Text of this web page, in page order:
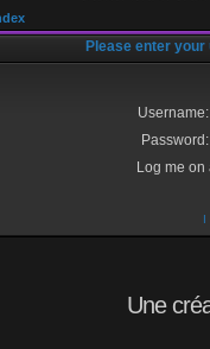
Please enter
Username:
Password:
Log me
I
Une